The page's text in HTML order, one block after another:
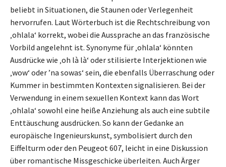
beliebt in Situationen, die Staunen oder Verlegenheit
hervorrufen. Laut Wörterbuch ist die Rechtschreibung von
‚ohlala‘ korrekt, wobei die Aussprache an das französische
Vorbild angelehnt ist. Synonyme für ‚ohlala‘ könnten
Ausdrücke wie ‚oh là là‘ oder stilisierte Interjektionen wie
‚wow‘ oder ’na sowas‘ sein, die ebenfalls Überraschung oder
Kummer in bestimmten Kontexten signalisieren. Bei der
Verwendung in einem sexuellen Kontext kann das Wort
‚ohlala‘ sowohl eine heiße Anziehung als auch eine subtile
Enttäuschung ausdrücken. So kann der Gedanke an
europäische Ingenieurskunst, symbolisiert durch den
Eiffelturm oder den Peugeot 607, leicht in eine Diskussion
über romantische Missgeschicke überleiten. Auch Ärger